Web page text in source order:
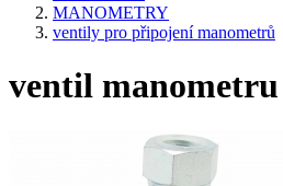
MANOMETRY
ventily pro připojení manometrů
ventil manometru